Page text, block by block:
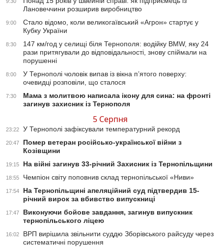
Лановеччини розширив виробництво
9:00
Стало відомо, коли великогаївський «Агрон» стартує у
Кубку України
8:30
147 км/год у селищі біля Тернополя: водійку BMW, яку 24
рази притягували до відповідальності, знову спіймали на
порушенні
8:00
У Тернополі чоловік випав із вікна п’ятого поверху:
очевидці розповіли, що сталося
7:30
Мама з молитвою написала ікону для сина: на фронті
загинув захисник із Тернополя
5 Серпня
23:22 У Тернополі зафіксували температурний рекорд
20:47
Помер ветеран російсько-української війни з
Козівщини
19:15 На війні загинув 33-річний Захисник із Тернопільщини
18:55 Чемпіон світу поповнив склад тернопільської «Ниви»
17:54
На Тернопільщині апеляційний суд підтвердив 15-
річний вирок за вбивство випускниці
17:47
Виконуючи бойове завдання, загинув випускник
тернопільського ліцею
16:02
ВРП вирішила звільнити суддю Зборівського райсуду через
систематичні порушення